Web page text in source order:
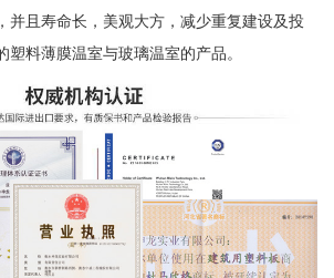
并且寿命长，美观大方，减少重复建设及投
塑料薄膜温室与玻璃温室的产品。